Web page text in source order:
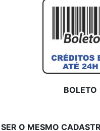
BOLETO
O MESMO